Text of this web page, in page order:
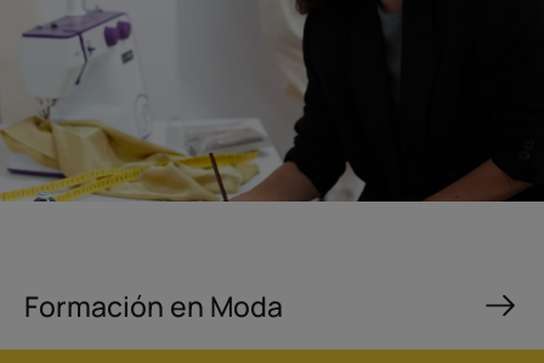
Formación en Moda